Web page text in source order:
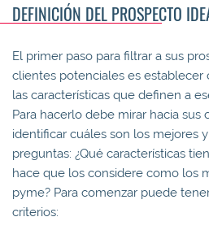
DEFINICIÓN DEL PROSPECTO
El primer paso para filtrar a sus
clientes potenciales es establecer
las características que definen a
Para hacerlo debe mirar hacia sus
identificar cuáles son los mejores
preguntas: ¿Qué características
hace que los considere como los
pyme? Para comenzar puede
criterios: